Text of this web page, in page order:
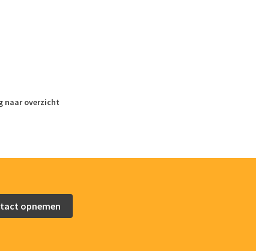
naar overzicht
kan ik zeer waarderen.
opnemen